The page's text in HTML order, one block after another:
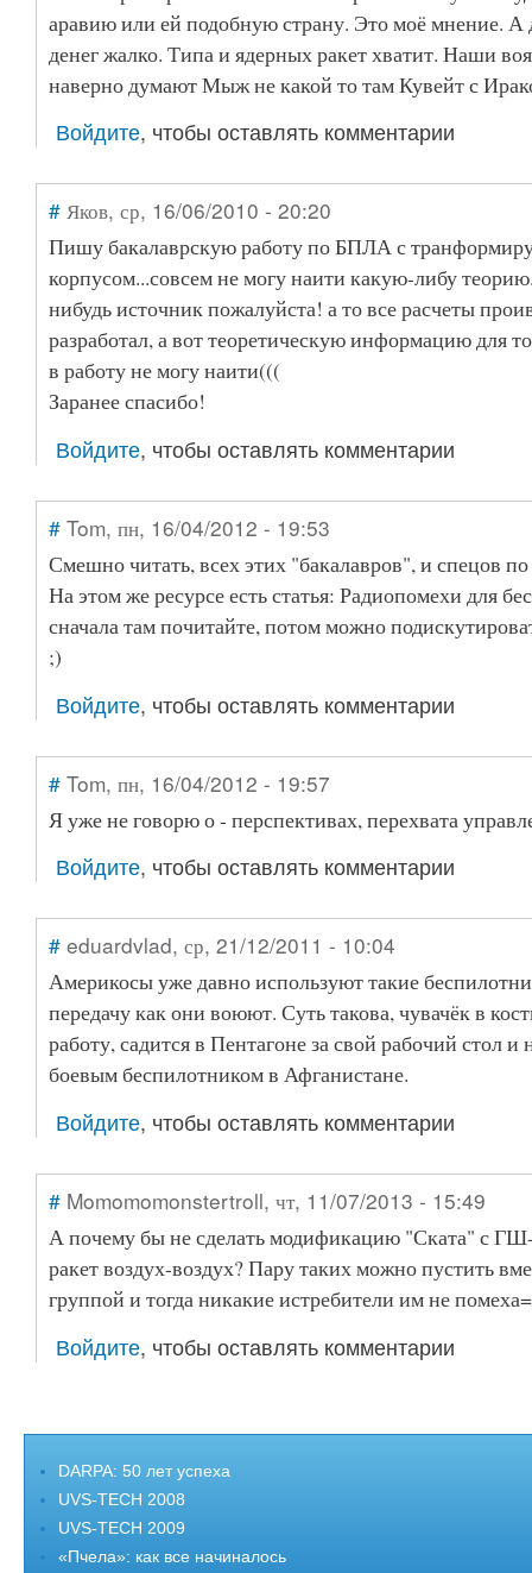
аравию или ей подобную страну. Это моё мнение. А
денег жалко. Типа и ядерных ракет хватит. Наши
наверно думают Мыж не какой то там Кувейт с
Войдите, чтобы оставлять комментарии
# Яков, ср, 16/06/2010 - 20:20
Пишу бакалаврскую работу по БПЛА с
корпусом...совсем не могу наити какую-либу
нибудь источник пожалуйста! а то все расчеты
разработал, а вот теоретическую информацию для
в работу не могу наити(((
Заранее спасибо!
Войдите, чтобы оставлять комментарии
# Tom, пн, 16/04/2012 - 19:53
Смешно читать, всех этих "бакалавров", и спецов
На этом же ресурсе есть статья: Радиопомехи для
сначала там почитайте, потом можно
;)
Войдите, чтобы оставлять комментарии
# Tom, пн, 16/04/2012 - 19:57
Я уже не говорю о - перспективах, перехвата
Войдите, чтобы оставлять комментарии
# eduardvlad, ср, 21/12/2011 - 10:04
Америкосы уже давно используют такие
передачу как они воюют. Суть такова, чувачёк в
работу, садится в Пентагоне за свой рабочий стол и
боевым беспилотником в Афганистане.
Войдите, чтобы оставлять комментарии
# Momomomonstertroll, чт, 11/07/2013 - 15:49
А почему бы не сделать модификацию "Ската" с
ракет воздух-воздух? Пару таких можно пустить
группой и тогда никакие истребители им не
Войдите, чтобы оставлять комментарии
DARPA: 50 лет успеха
UVS-TECH 2008
UVS-TECH 2009
«Пчела»: как все начиналось